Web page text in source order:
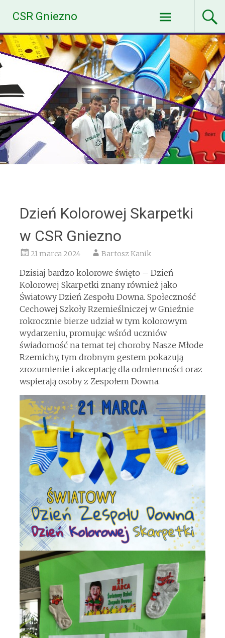
content
CSR Gniezno
Dzień Kolorowej Skarpetki
w CSR Gniezno
21 marca 2024 Bartosz Kanik
Dzisiaj bardzo kolorowe święto – Dzień
Kolorowej Skarpetki znany również jako
Światowy Dzień Zespołu Downa. Społeczność
Cechowej Szkoły Rzemieślniczej w Gnieźnie
rokrocznie bierze udział w tym kolorowym
wydarzeniu, promując wśród uczniów
świadomość na temat tej choroby. Nasze Młode
Rzemichy, tym drobnym gestem pokazują
zrozumienie i akceptację dla odmienności oraz
wspierają osoby z Zespołem Downa.